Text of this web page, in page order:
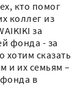
кто помог
коллег из
за
фонда - за
хотим сказать
и их семьям –
в